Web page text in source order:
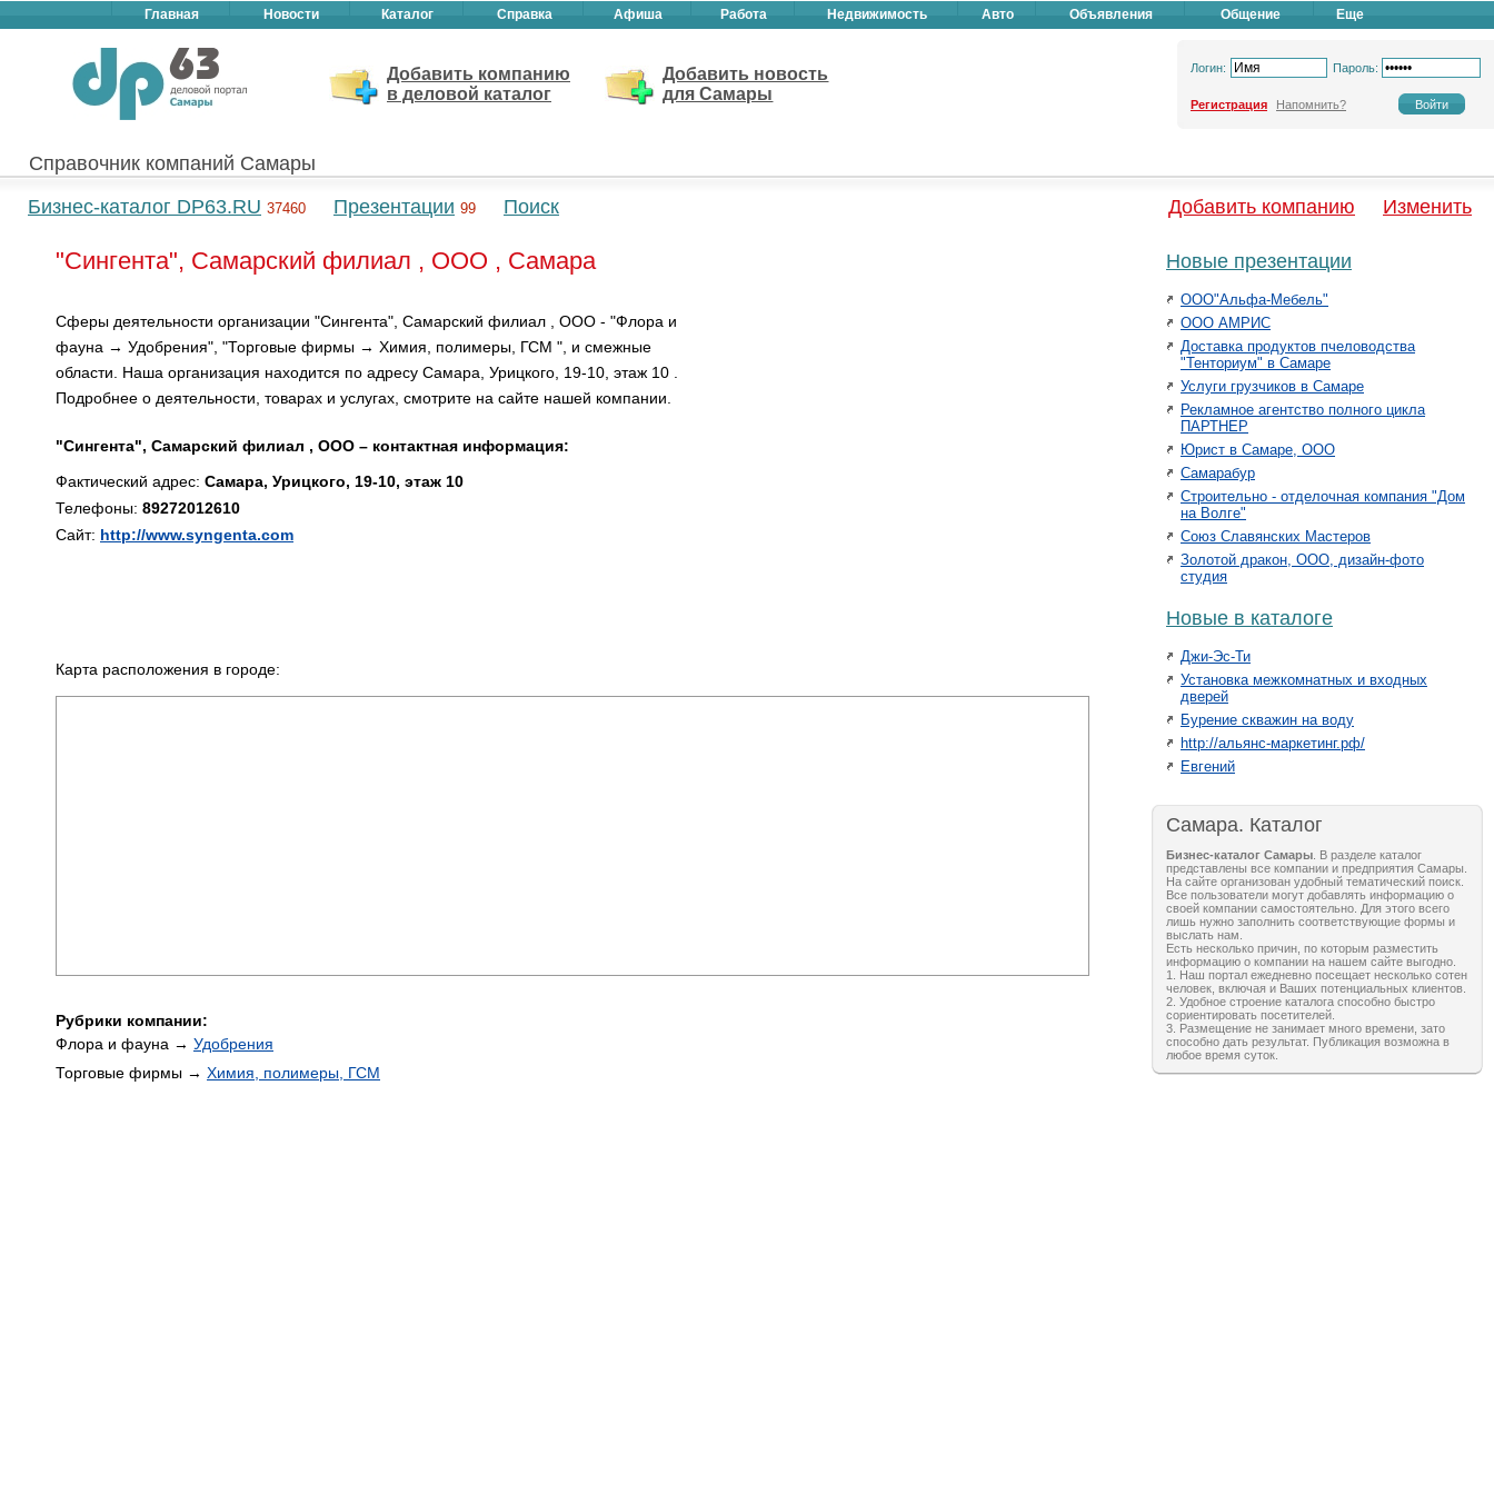
Главная Новости Каталог Справка Афиша Работа Недвижимость Авто Объявления Общение Еще
Добавить компанию
в деловой каталог
Добавить новость
для Самары
Логин: Пароль:
Регистрация Напомнить?
Справочник компаний Самары
Бизнес-каталог DP63.RU 37460 Презентации 99 Поиск Добавить компанию Изменить
"Сингента", Самарский филиал , ООО , Самара
Сферы деятельности организации "Сингента", Самарский филиал , ООО - "Флора и
фауна → Удобрения", "Торговые фирмы → Химия, полимеры, ГСМ ", и смежные
области. Наша организация находится по адресу Самара, Урицкого, 19-10, этаж 10 .
Подробнее о деятельности, товарах и услугах, смотрите на сайте нашей компании.
"Сингента", Самарский филиал , ООО – контактная информация:
Фактический адрес: Самара, Урицкого, 19-10, этаж 10
Телефоны: 89272012610
Сайт: http://www.syngenta.com
Карта расположения в городе:
Рубрики компании:
Флора и фауна → Удобрения
Торговые фирмы → Химия, полимеры, ГСМ
Новые презентации
ООО"Альфа-Мебель"
ООО АМРИС
Доставка продуктов пчеловодства
"Тенториум" в Самаре
Услуги грузчиков в Самаре
Рекламное агентство полного цикла
ПАРТНЕР
Юрист в Самаре, ООО
Самарабур
Строительно - отделочная компания "Дом
на Волге"
Союз Славянских Мастеров
Золотой дракон, ООО, дизайн-фото
студия
Новые в каталоге
Джи-Эс-Ти
Установка межкомнатных и входных
дверей
Бурение скважин на воду
http://альянс-маркетинг.рф/
Евгений
Самара. Каталог
Бизнес-каталог Самары . В разделе каталог
представлены все компании и предприятия Самары.
На сайте организован удобный тематический поиск.
Все пользователи могут добавлять информацию о
своей компании самостоятельно. Для этого всего
лишь нужно заполнить соответствующие формы и
выслать нам.
Есть несколько причин, по которым разместить
информацию о компании на нашем сайте выгодно.
1. Наш портал ежедневно посещает несколько сотен
человек, включая и Ваших потенциальных клиентов.
2. Удобное строение каталога способно быстро
сориентировать посетителей.
3. Размещение не занимает много времени, зато
способно дать результат. Публикация возможна в
любое время суток.